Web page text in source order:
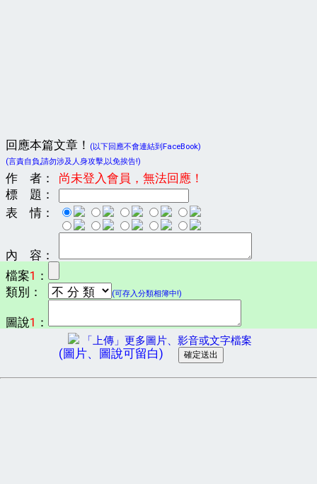
回應本篇文章！
(以下回應不會連結到FaceBook)
(言責自負,請勿涉及人身攻擊,以免挨告!)
作 者：
尚未登入會員，無法回應！
標 題：
表 情：
內 容：
檔案1 ：
類別：
(可存入分類相簿中!)
圖說1 ：
「上傳」更多圖片、影音或文字檔案
(圖片、圖說可留白)